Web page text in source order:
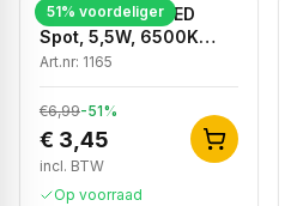
51% voordeliger
Dimbare GU10 LED
Spot, 5,5W, 6500K
Koud Wit, IP20
Art.nr: 1165
€6,99-51%
€ 3,45
incl. BTW
Op voorraad